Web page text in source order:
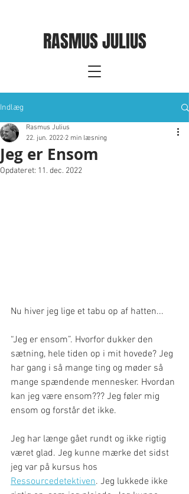
RASMUS JULIUS
Indlæg
Jeg er Ensom
Rasmus Julius
22. jun. 2022 2 min læsning
Opdateret: 11. dec. 2022
Nu hiver jeg lige et tabu op af hatten...
“Jeg er ensom”. Hvorfor dukker den
sætning, hele tiden op i mit hovede? Jeg
har gang i så mange ting og møder så
mange spændende mennesker. Hvordan
kan jeg være ensom??? Jeg føler mig
ensom og forstår det ikke.
Jeg har længe gået rundt og ikke rigtig
været glad. Jeg kunne mærke det sidst
jeg var på kursus hos
Ressourcedetektiven. Jeg lukkede ikke